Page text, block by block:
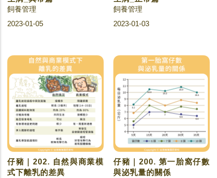
飼養管理
2023-01-05
飼養管理
2023-01-03
仔豬｜202. 自然與商業模
式下離乳的差異
仔豬｜200. 第一胎窩仔數
與泌乳量的關係